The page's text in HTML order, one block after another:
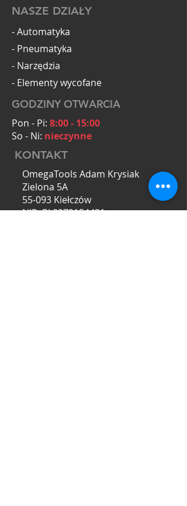
NASZE DZIAŁY
- Automatyka
- Pneumatyka
- Narzędzia
- Elementy wycofane
GODZINY OTWARCIA
Pon - Pi: 8:00 - 15:00
So - Ni: nieczynne
KONTAKT
OmegaTools Adam Krysiak
Zielona 5A
55-093 Kiełczów
NIP: PL8272154431